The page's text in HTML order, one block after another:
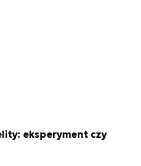
eksperyment czy